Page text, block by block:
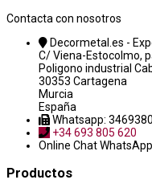
Contacta con nosotros
Decormetal.es -
C/ Viena-Estocolmo,
Poligono industrial
30353 Cartagena
Murcia
España
Whatsapp:
+34 693 805 620
Online Chat
Productos